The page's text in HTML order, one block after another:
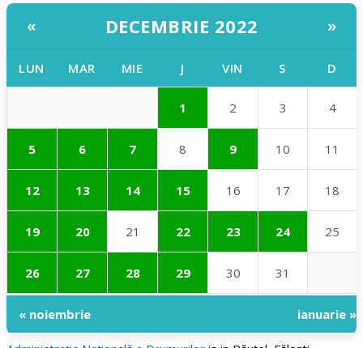
« DECEMBRIE 2022 »
LUN MAR MIE J VIN S D
1 2 3 4
5 6 7 8 9 10 11
12 13 14 15 16 17 18
19 20 21 22 23 24 25
26 27 28 29 30 31
« noiembrie ianuarie »